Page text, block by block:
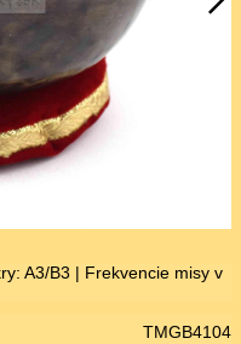
A3/B3 | Frekvencie misy v
TMGB4104